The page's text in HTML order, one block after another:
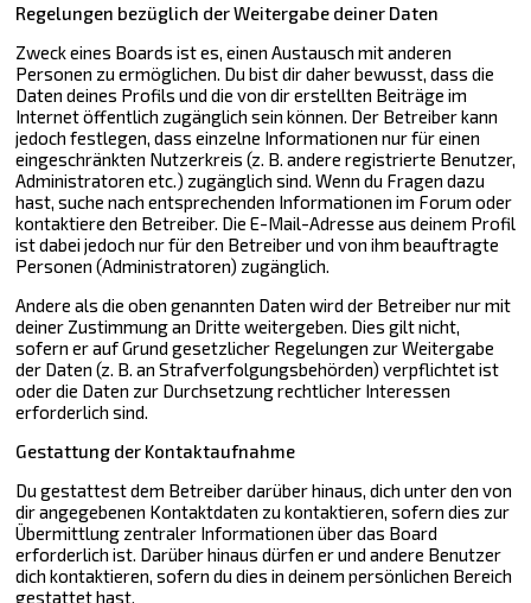
Regelungen bezüglich der Weitergabe deiner Daten
Zweck eines Boards ist es, einen Austausch mit anderen
Personen zu ermöglichen. Du bist dir daher bewusst, dass die
Daten deines Profils und die von dir erstellten Beiträge im
Internet öffentlich zugänglich sein können. Der Betreiber kann
jedoch festlegen, dass einzelne Informationen nur für einen
eingeschränkten Nutzerkreis (z. B. andere registrierte Benutzer,
Administratoren etc.) zugänglich sind. Wenn du Fragen dazu
hast, suche nach entsprechenden Informationen im Forum oder
kontaktiere den Betreiber. Die E-Mail-Adresse aus deinem Profil
ist dabei jedoch nur für den Betreiber und von ihm beauftragte
Personen (Administratoren) zugänglich.
Andere als die oben genannten Daten wird der Betreiber nur mit
deiner Zustimmung an Dritte weitergeben. Dies gilt nicht,
sofern er auf Grund gesetzlicher Regelungen zur Weitergabe
der Daten (z. B. an Strafverfolgungsbehörden) verpflichtet ist
oder die Daten zur Durchsetzung rechtlicher Interessen
erforderlich sind.
Gestattung der Kontaktaufnahme
Du gestattest dem Betreiber darüber hinaus, dich unter den von
dir angegebenen Kontaktdaten zu kontaktieren, sofern dies zur
Übermittlung zentraler Informationen über das Board
erforderlich ist. Darüber hinaus dürfen er und andere Benutzer
dich kontaktieren, sofern du dies in deinem persönlichen Bereich
gestattet hast.